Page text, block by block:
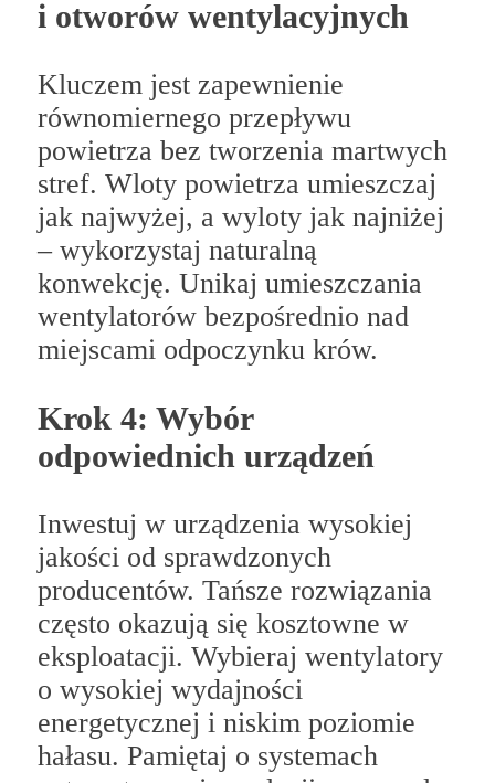
i otworów wentylacyjnych
Kluczem jest zapewnienie
równomiernego przepływu
powietrza bez tworzenia martwych
stref. Wloty powietrza umieszczaj
jak najwyżej, a wyloty jak najniżej
– wykorzystaj naturalną
konwekcję. Unikaj umieszczania
wentylatorów bezpośrednio nad
miejscami odpoczynku krów.
Krok 4: Wybór
odpowiednich urządzeń
Inwestuj w urządzenia wysokiej
jakości od sprawdzonych
producentów. Tańsze rozwiązania
często okazują się kosztowne w
eksploatacji. Wybieraj wentylatory
o wysokiej wydajności
energetycznej i niskim poziomie
hałasu. Pamiętaj o systemach